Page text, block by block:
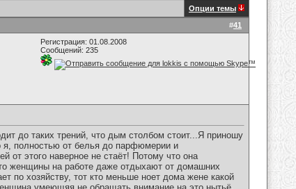
Опции темы
#41
Регистрация: 01.08.2008
Сообщений: 235
до таких трений, что дым столбом стоит...Я приношу
полностью от белья до парфюмерии и
от этого наверное не стаёт! Потому что она
женщины на работе даже отдыхают от домашних
по хозяйству, тот кто меньше ноет дома жене какой